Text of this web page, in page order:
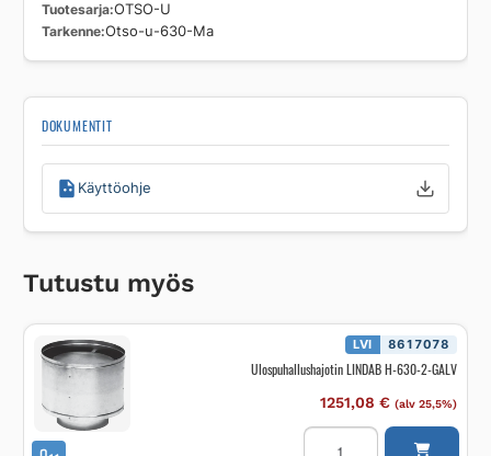
Tuotesarja OTSO-U
Tarkenne Otso-u-630-Ma
DOKUMENTIT
Käyttöohje
Tutustu myös
LVI 8617078
Ulospuhallushajotin LINDAB H-630-2-GALV
1251,08 € (alv 25,5%)
Ulospuhallushajotin
LINDAB